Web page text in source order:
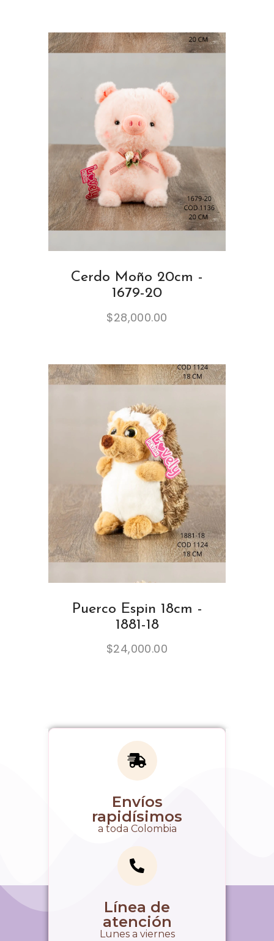
Cerdo Moño 20cm -
1679-20
$28,000.00
Puerco Espin 18cm -
1881-18
$24,000.00
Envíos
rapidísimos
a toda Colombia
Línea de
atención
Lunes a viernes